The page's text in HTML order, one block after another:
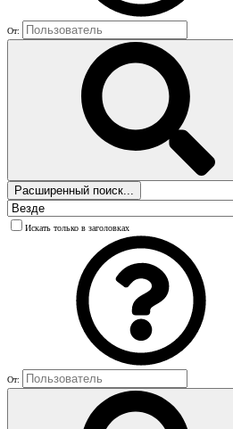
От:
Расширенный поиск...
Искать только в заголовках
От: